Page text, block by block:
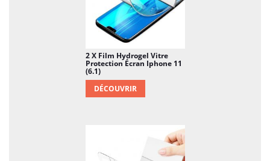
2 X Film Hydrogel Vitre
Protection Écran Iphone 11
(6.1)
DÉCOUVRIR